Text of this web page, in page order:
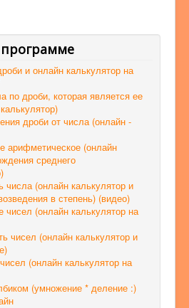
и онлайн калькулятор на
по дроби, которая является ее
дроби от числа (онлайн -
арифметическое (онлайн
среднего
числа (онлайн калькулятор и
в степень) (видео)
чисел (онлайн калькулятор на
чисел (онлайн калькулятор и
(онлайн калькулятор на
(умножение * деление :)